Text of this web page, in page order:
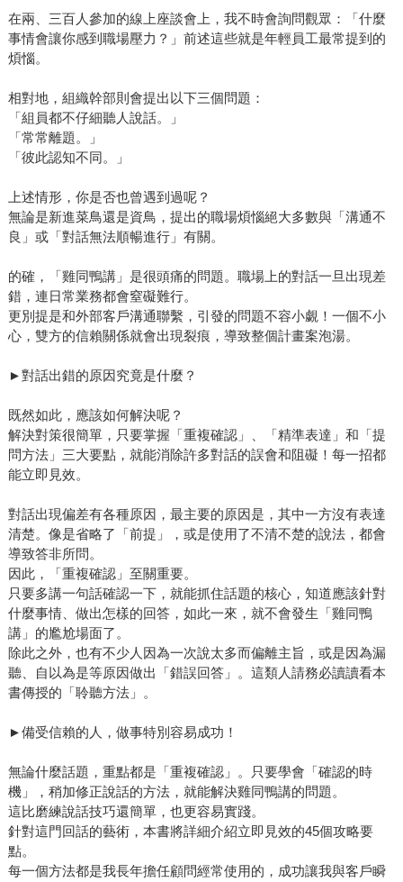
在兩、三百人參加的線上座談會上，我不時會詢問觀眾：「什麼
事情會讓你感到職場壓力？」前述這些就是年輕員工最常提到的
煩惱。
相對地，組織幹部則會提出以下三個問題：
「組員都不仔細聽人說話。」
「常常離題。」
「彼此認知不同。」
上述情形，你是否也曾遇到過呢？
無論是新進菜鳥還是資鳥，提出的職場煩惱絕大多數與「溝通不
良」或「對話無法順暢進行」有關。
的確，「雞同鴨講」是很頭痛的問題。職場上的對話一旦出現差
錯，連日常業務都會窒礙難行。
更別提是和外部客戶溝通聯繫，引發的問題不容小覷！一個不小
心，雙方的信賴關係就會出現裂痕，導致整個計畫案泡湯。
►對話出錯的原因究竟是什麼？
既然如此，應該如何解決呢？
解決對策很簡單，只要掌握「重複確認」、「精準表達」和「提
問方法」三大要點，就能消除許多對話的誤會和阻礙！每一招都
能立即見效。
對話出現偏差有各種原因，最主要的原因是，其中一方沒有表達
清楚。像是省略了「前提」，或是使用了不清不楚的說法，都會
導致答非所問。
因此，「重複確認」至關重要。
只要多講一句話確認一下，就能抓住話題的核心，知道應該針對
什麼事情、做出怎樣的回答，如此一來，就不會發生「雞同鴨
講」的尷尬場面了。
除此之外，也有不少人因為一次說太多而偏離主旨，或是因為漏
聽、自以為是等原因做出「錯誤回答」。這類人請務必讀讀看本
書傳授的「聆聽方法」。
►備受信賴的人，做事特別容易成功！
無論什麼話題，重點都是「重複確認」。只要學會「確認的時
機」，稍加修正說話的方法，就能解決雞同鴨講的問題。
這比磨練說話技巧還簡單，也更容易實踐。
針對這門回話的藝術，本書將詳細介紹立即見效的45個攻略要
點。
每一個方法都是我長年擔任顧問經常使用的，成功讓我與客戶瞬